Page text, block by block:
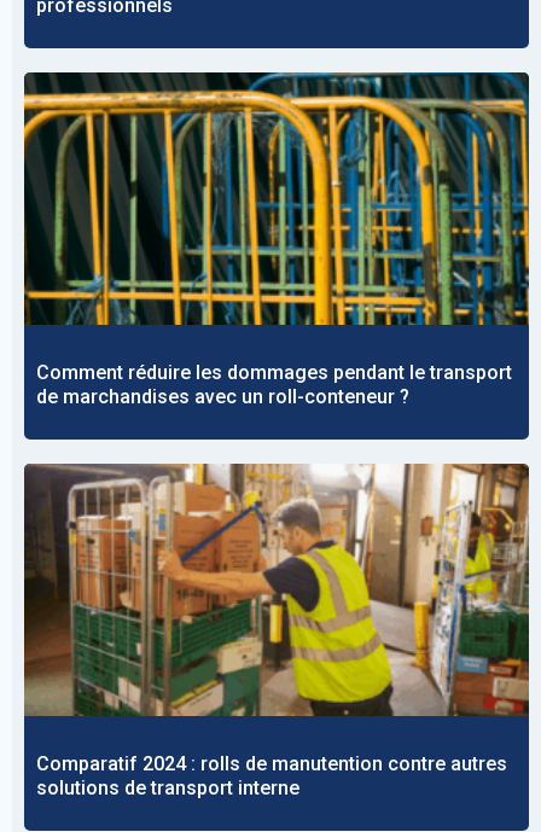
professionnels
Comment réduire les dommages pendant le transport
de marchandises avec un roll-conteneur ?
Comparatif 2024 : rolls de manutention contre autres
solutions de transport interne